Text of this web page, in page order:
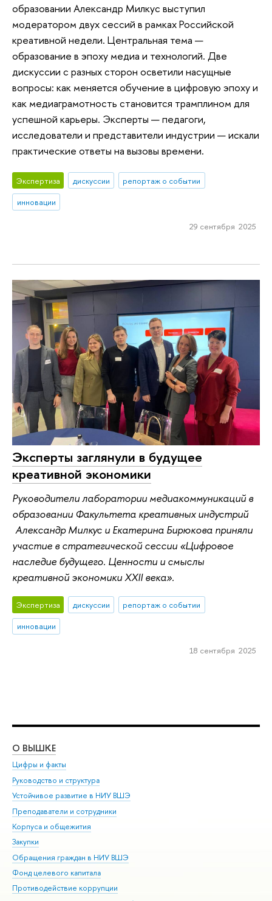
образовании Александр Милкус выступил
модератором двух сессий в рамках Российской
креативной недели. Центральная тема —
образование в эпоху медиа и технологий. Две
дискуссии с разных сторон осветили насущные
вопросы: как меняется обучение в цифровую эпоху и
как медиаграмотность становится трамплином для
успешной карьеры. Эксперты — педагоги,
исследователи и представители индустрии — искали
практические ответы на вызовы времени.
Экспертиза дискуссии
репортаж о событии
инновации
29 сентября 2025
Эксперты заглянули в будущее
креативной экономики
Руководители лаборатории медиакоммуникаций в
образовании Факультета креативных индустрий
Александр Милкус и Екатерина Бирюкова приняли
участие в стратегической сессии «Цифровое
наследие будущего. Ценности и смыслы
креативной экономики XXII века».
Экспертиза дискуссии
репортаж о событии
инновации
18 сентября 2025
О ВЫШКЕ
Цифры и факты
Руководство и структура
Устойчивое развитие в НИУ ВШЭ
Преподаватели и сотрудники
Корпуса и общежития
Закупки
Обращения граждан в НИУ ВШЭ
Фонд целевого капитала
Противодействие коррупции